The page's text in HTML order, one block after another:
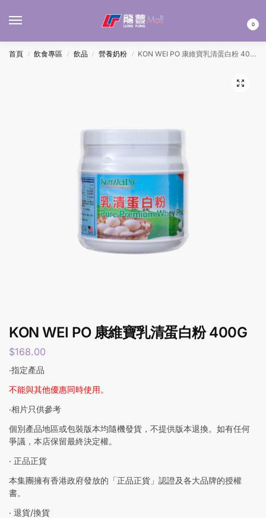
0
首頁 / 飲食專區 / 飲品 / 營養奶粉 / KON WEI PO 康維寶乳清蛋白粉 400G
KON WEI PO 康維寶乳清蛋白粉 400G
$168.00
‧指定產品
不能與其他優惠同時使用。
‧相片只供參考
個別產品地區或包裝版本均隨機發貨，不提供版本退換。如有任何
爭議，本店保留最終決定權。
‧ 正品正貨
本集團擁有香港政府發放的「正品正貨」認證及各大品牌的授權
書。
‧ 退貨/換貨